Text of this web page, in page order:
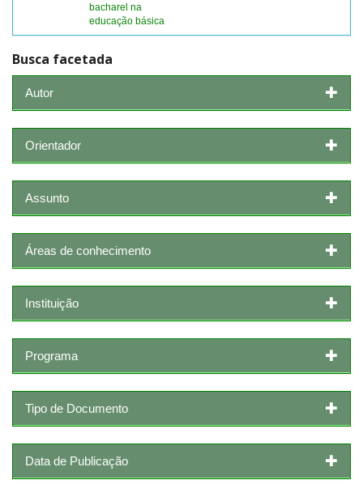
bacharel na
educação básica
Busca facetada
Autor
Orientador
Assunto
Áreas de conhecimento
Instituição
Programa
Tipo de Documento
Data de Publicação